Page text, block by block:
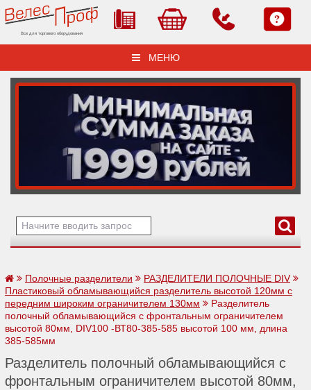
Все для торгового оборудования
МЕНЮ
Полочные разделители
РАЗДЕЛИТЕЛИ ПОЛОЧНЫЕ DIV
Пластиковый обламывающийся разделитель высотой 120мм c
передним широким ограничителем 130мм
Разделитель
полочный обламывающийся с фронтальным ограничителем
высотой 80мм, DIV100 -ВТ80-385-585 высотой 100 мм, длина
385-585мм
Разделитель полочный обламывающийся с
фронтальным ограничителем высотой 80мм,